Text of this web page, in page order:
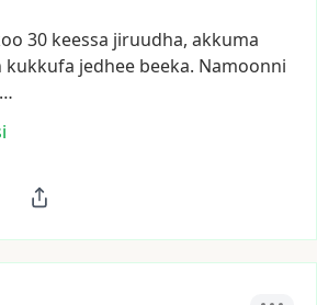
30 keessa jiruudha, akkuma
kukkufa jedhee beeka. Namoonni